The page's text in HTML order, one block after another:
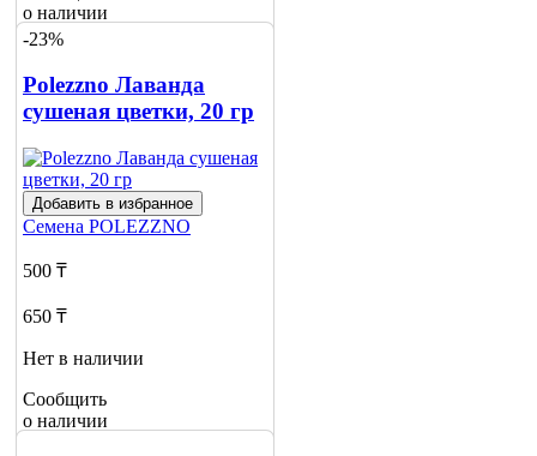
о наличии
-23%
Polezzno Лаванда
сушеная цветки, 20 гр
Добавить в избранное
Семена POLEZZNO
500 ₸
650 ₸
Нет в наличии
Сообщить
о наличии